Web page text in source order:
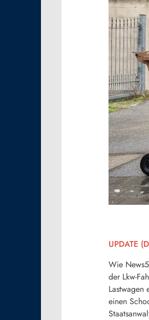
UPDATE
Wie
der Lkw-
einen